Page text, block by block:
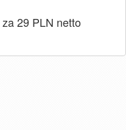
za 29 PLN netto